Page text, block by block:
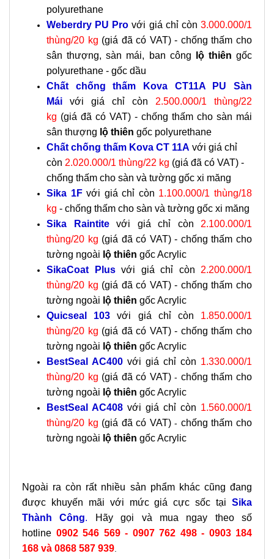
polyurethane
Weberdry PU Provới giá chỉ còn3.000.000/1
thùng/20 kg (giá đã có VAT) - chống thấm cho
sân thượng, sàn mái, ban công
lộ thiên gốc
polyurethane - gốc dầu
Chất chống thấm Kova CT11A PU Sàn
Mái với giá chỉ còn 2.500.000/1 thùng/22
kg (giá đã có VAT) - chống thấm cho sàn mái
sân thượng lộ thiên gốc polyurethane
Chất chống thấm Kova CT 11A với giá chỉ
còn 2.020.000/1 thùng/22 kg (giá đã có VAT) -
chống thấm cho sàn và tường gốc xi măng
Sika 1Fvới giá chỉ còn 1.100.000/1 thùng/18
kg - chống thấm cho sàn và tường gốc xi măng
Sika Raintite với giá chỉ còn 2.100.000/1
thùng/20 kg (giá đã có VAT) - chống thấm cho
tường ngoài lộ thiên gốc Acrylic
SikaCoat Plus với giá chỉ còn 2.200.000/1
thùng/20 kg (giá đã có VAT) - chống thấm cho
tường ngoài lộ thiên gốc Acrylic
Quicseal 103 với giá chỉ còn 1.850.000/1
thùng/20 kg (giá đã có VAT) - chống thấm cho
tường ngoài lộ thiên gốc Acrylic
BestSeal AC400 với giá chỉ còn 1.330.000/1
thùng/20 kg (giá đã có VAT)- chống thấm cho
tường ngoài lộ thiên gốc Acrylic
BestSeal AC408 với giá chỉ còn 1.560.000/1
thùng/20 kg (giá đã có VAT)- chống thấm cho
tường ngoài lộ thiên gốc Acrylic
Ngoài ra còn rất nhiều sản phẩm khác cũng đang
được khuyến mãi với mức giá cực sốc tại Sika
Thành Công.
Hãy gọi và mua ngay theo số
hotline 0902 546 569 - 0907 762 498 - 0903 184
168 và 0868 587 939